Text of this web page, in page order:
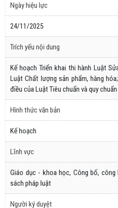
Ngày hiệu lực
24/11/2025
Trích yếu nội dung
Kế hoạch Triển khai thi hành Luật
Luật Chất lượng sản phẩm, hàng
điều của Luật Tiêu chuẩn và quy
Hình thức văn bản
Kế hoạch
Lĩnh vực
Giáo dục - khoa học, Công bố,
sách pháp luật
Người ký duyệt